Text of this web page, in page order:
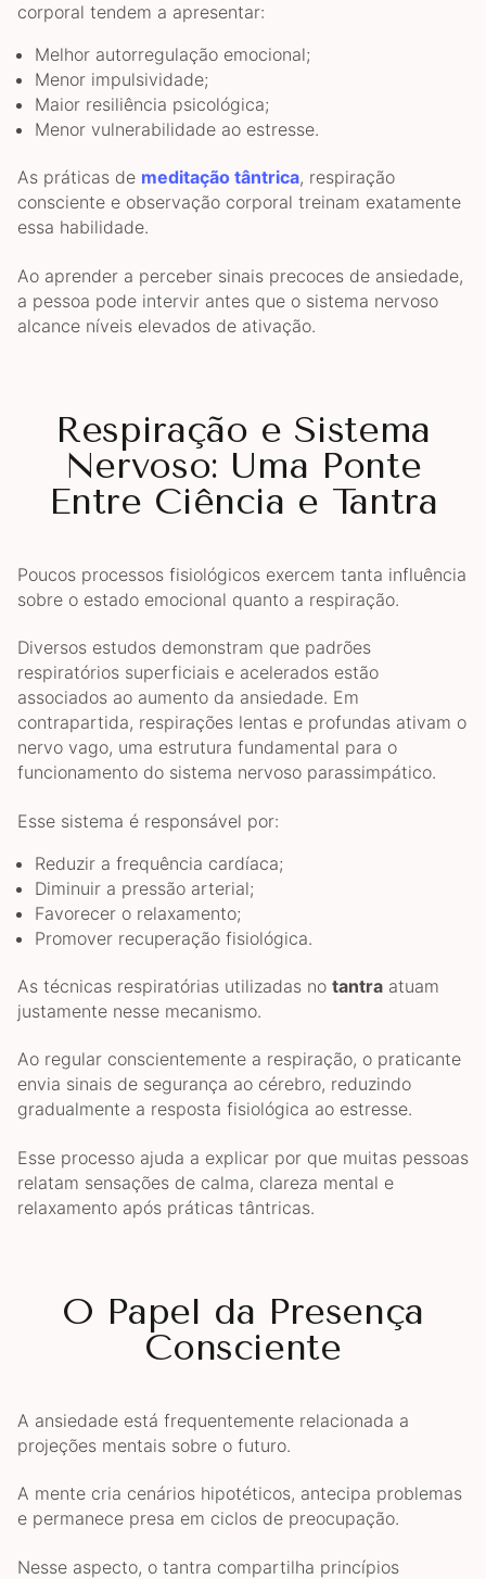
corporal tendem a apresentar:
Melhor autorregulação emocional;
Menor impulsividade;
Maior resiliência psicológica;
Menor vulnerabilidade ao estresse.
As práticas de meditação tântrica, respiração
consciente e observação corporal treinam exatamente
essa habilidade.
Ao aprender a perceber sinais precoces de ansiedade,
a pessoa pode intervir antes que o sistema nervoso
alcance níveis elevados de ativação.
Respiração e Sistema
Nervoso: Uma Ponte
Entre Ciência e Tantra
Poucos processos fisiológicos exercem tanta influência
sobre o estado emocional quanto a respiração.
Diversos estudos demonstram que padrões
respiratórios superficiais e acelerados estão
associados ao aumento da ansiedade. Em
contrapartida, respirações lentas e profundas ativam o
nervo vago, uma estrutura fundamental para o
funcionamento do sistema nervoso parassimpático.
Esse sistema é responsável por:
Reduzir a frequência cardíaca;
Diminuir a pressão arterial;
Favorecer o relaxamento;
Promover recuperação fisiológica.
As técnicas respiratórias utilizadas no tantra atuam
justamente nesse mecanismo.
Ao regular conscientemente a respiração, o praticante
envia sinais de segurança ao cérebro, reduzindo
gradualmente a resposta fisiológica ao estresse.
Esse processo ajuda a explicar por que muitas pessoas
relatam sensações de calma, clareza mental e
relaxamento após práticas tântricas.
O Papel da Presença
Consciente
A ansiedade está frequentemente relacionada a
projeções mentais sobre o futuro.
A mente cria cenários hipotéticos, antecipa problemas
e permanece presa em ciclos de preocupação.
Nesse aspecto, o tantra compartilha princípios